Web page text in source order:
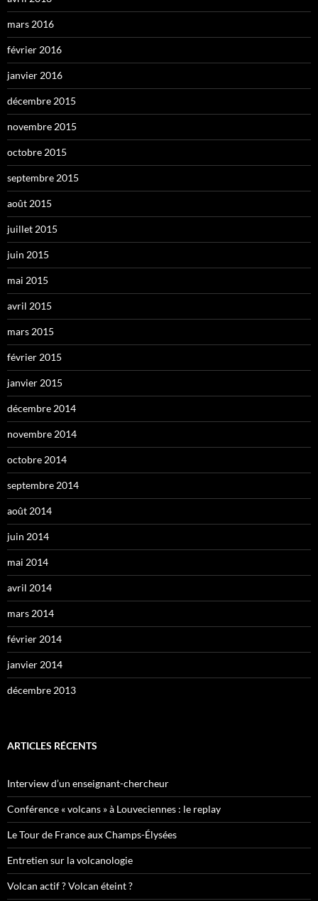
mars 2016
février 2016
janvier 2016
décembre 2015
novembre 2015
octobre 2015
septembre 2015
août 2015
juillet 2015
juin 2015
mai 2015
avril 2015
mars 2015
février 2015
janvier 2015
décembre 2014
novembre 2014
octobre 2014
septembre 2014
août 2014
juin 2014
mai 2014
avril 2014
mars 2014
février 2014
janvier 2014
décembre 2013
ARTICLES RÉCENTS
Interview d’un enseignant-chercheur
Conférence « volcans » à Louveciennes : le replay
Le Tour de France aux Champs-Élysées
Entretien sur la volcanologie
Volcan actif ? Volcan éteint ?